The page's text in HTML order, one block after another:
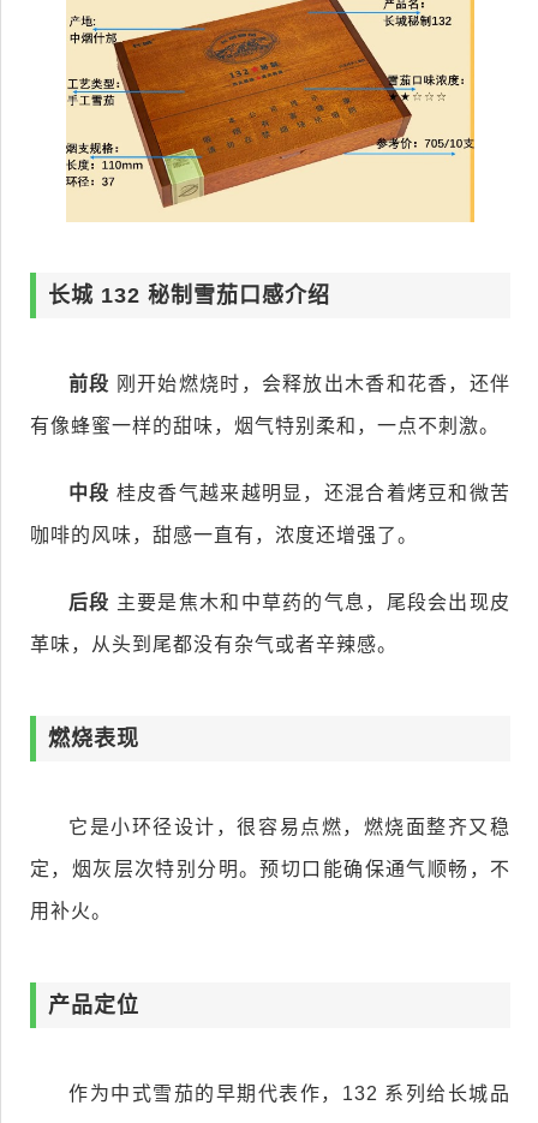
长城 132 秘制雪茄口感介绍
前段 刚开始燃烧时，会释放出木香和花香，还伴
有像蜂蜜一样的甜味，烟气特别柔和，一点不刺激。
中段 桂皮香气越来越明显，还混合着烤豆和微苦
咖啡的风味，甜感一直有，浓度还增强了。
后段 主要是焦木和中草药的气息，尾段会出现皮
革味，从头到尾都没有杂气或者辛辣感。
燃烧表现
它是小环径设计，很容易点燃，燃烧面整齐又稳
定，烟灰层次特别分明。预切口能确保通气顺畅，不
用补火。
产品定位
作为中式雪茄的早期代表作，132 系列给长城品